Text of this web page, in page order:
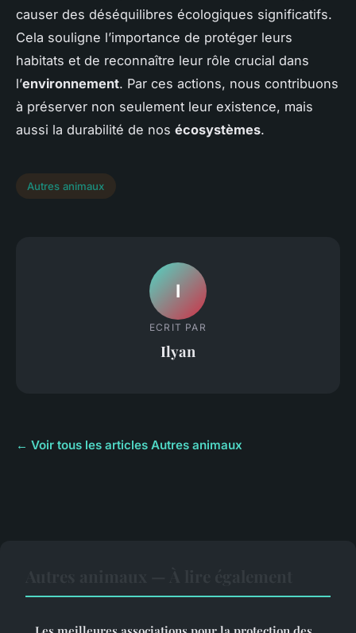
causer des déséquilibres écologiques significatifs.
Cela souligne l’importance de protéger leurs
habitats et de reconnaître leur rôle crucial dans
l’environnement. Par ces actions, nous contribuons
à préserver non seulement leur existence, mais
aussi la durabilité de nos écosystèmes.
Autres animaux
I
ECRIT PAR
Ilyan
← Voir tous les articles Autres animaux